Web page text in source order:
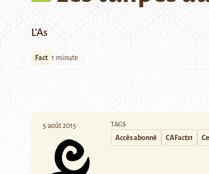
L'As
Fact 1 minute
5 août 2015 TAGS
Accès abonné CAFacts1